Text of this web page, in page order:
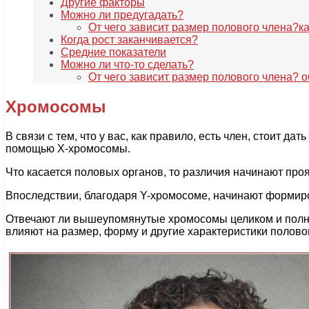
Другие факторы
Можно ли предугадать?
От чего зависит размер полового
Когда рост заканчивается?
Средние показатели
Можно ли что-то сделать?
От чего зависит размер полового члена?
Хромосомы
В связи с тем, что у вас, как правило, есть член, стоит
помощью Х-хромосомы.
Что касается половых органов, то различия начинают
Впоследствии, благодаря Y-хромосоме, начинают
Отвечают ли вышеупомянутые хромосомы целиком и
влияют на размер, форму и другие характеристики